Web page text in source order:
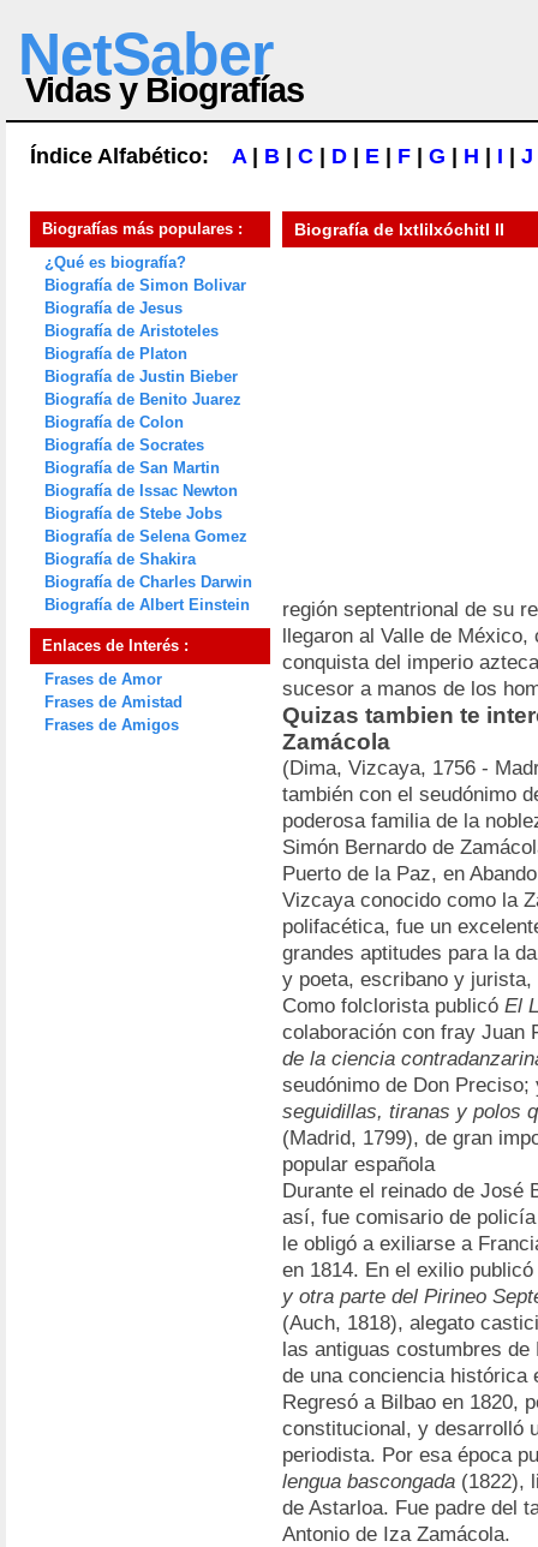
NetSaber
Vidas y Biografías
Índice Alfabético: A| B C D E F G H I J
Biografías más populares :
¿Qué es biografía?
Biografía de Simon Bolivar
Biografía de Jesus
Biografía de Aristoteles
Biografía de Platon
Biografía de Justin Bieber
Biografía de Benito Juarez
Biografía de Colon
Biografía de Socrates
Biografía de San Martin
Biografía de Issac Newton
Biografía de Stebe Jobs
Biografía de Selena Gomez
Biografía de Shakira
Biografía de Charles Darwin
Biografía de Albert Einstein
Enlaces de Interés :
Frases de Amor
Frases de Amistad
Frases de Amigos
Biografía de Ixtlilxóchitl II
región septentrional de su
llegaron al Valle de
conquista del imperio
sucesor a manos de los
Quizas tambien te
Zamácola
(Dima, Vizcaya, 1756 -
también con el seudónimo
poderosa familia de la
Simón Bernardo de
Puerto de la Paz, en
Vizcaya conocido como la
polifacética, fue un
grandes aptitudes para la
y poeta, escribano y
Como folclorista publicó El
colaboración con fray Juan
de la ciencia
seudónimo de Don
seguidillas, tiranas y polos
(Madrid, 1799), de gran
popular española
Durante el reinado de José
así, fue comisario de
le obligó a exiliarse a
en 1814. En el exilio publicó
y otra parte del Pirineo
(Auch, 1818), alegato
las antiguas costumbres
de una conciencia histórica
Regresó a Bilbao en 1820,
constitucional, y desarrolló
periodista. Por esa época
lengua bascongada (1822),
de Astarloa. Fue padre del
Antonio de Iza Zamácola.